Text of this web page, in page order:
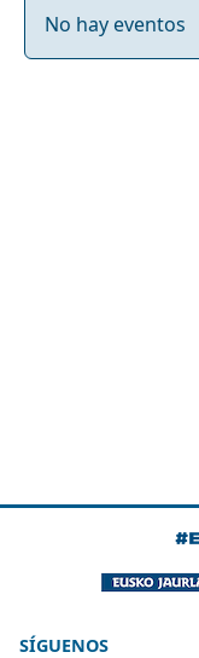
No hay eventos
SÍGUENOS